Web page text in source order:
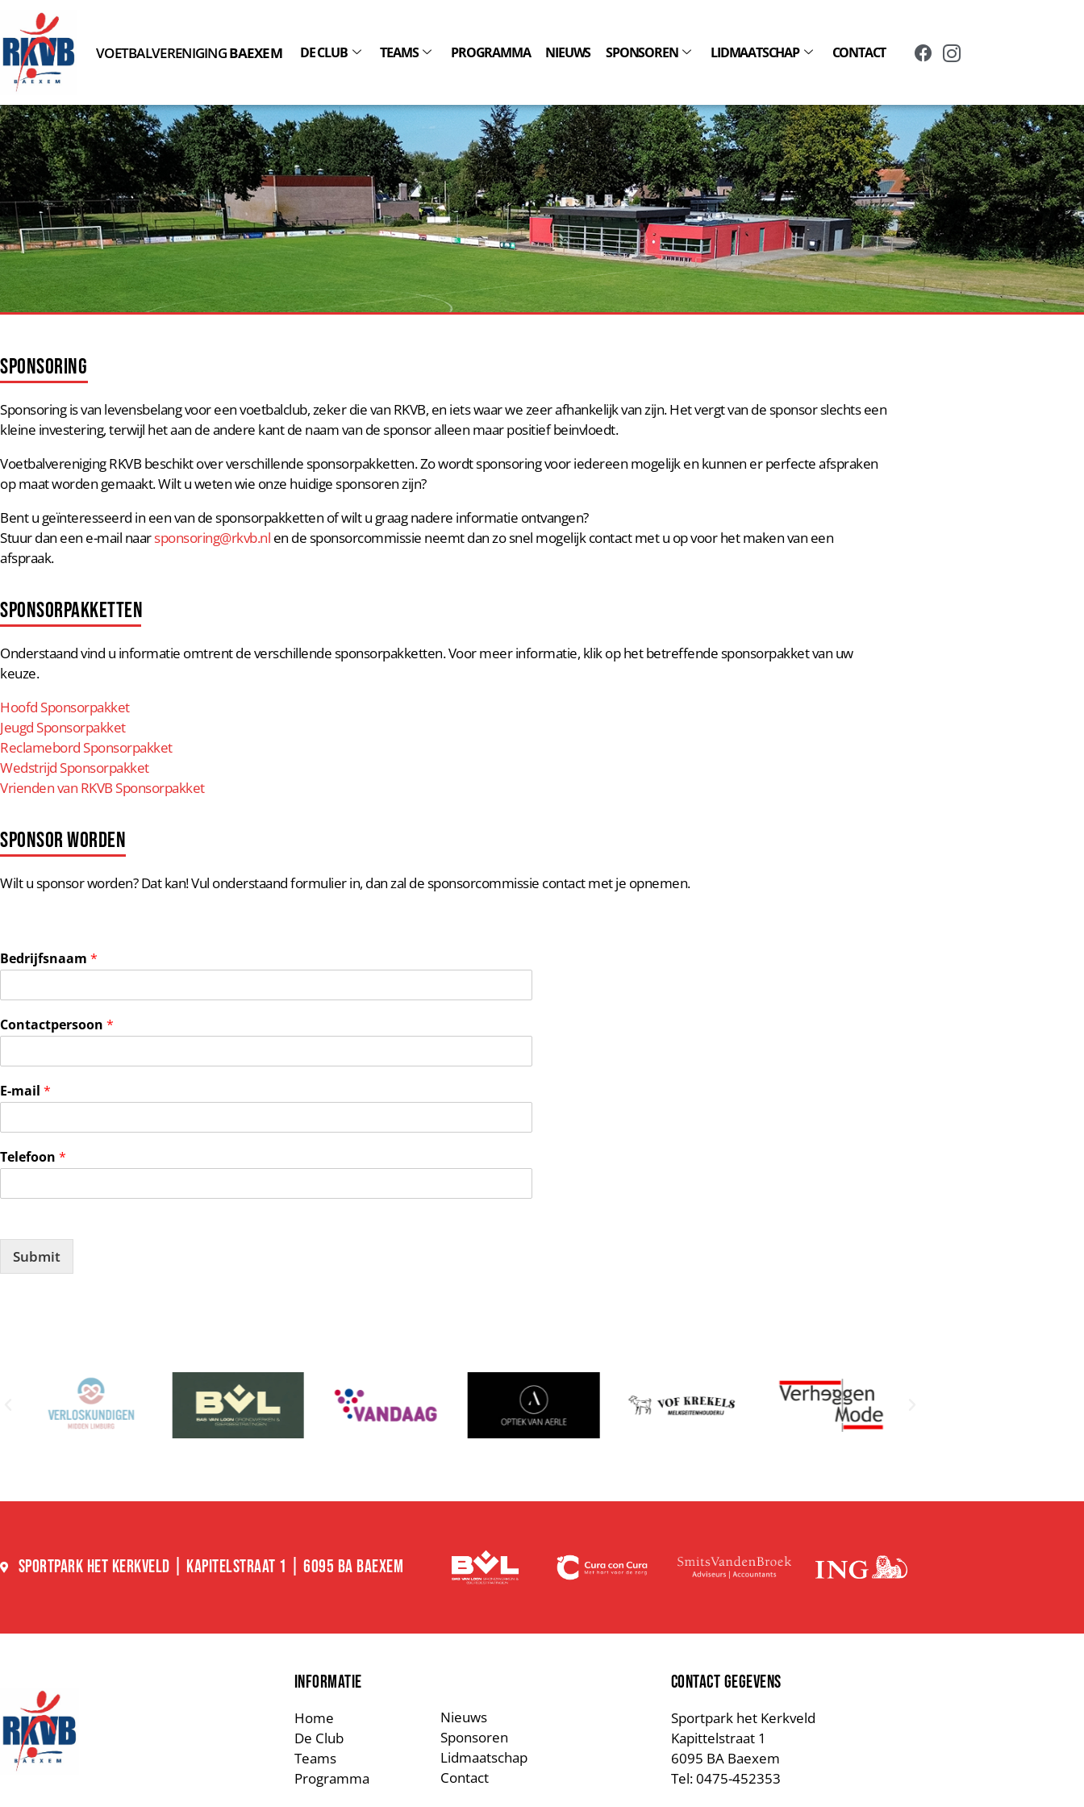
VOETBALVERENIGINGBAEXEM DE CLUB TEAMS PROGRAMMA NIEUWS SPONSOREN LIDMAATSCHAP CONTACT
SPONSORING
Sponsoring is van levensbelang voor een voetbalclub, zeker die van RKVB, en iets waar we zeer afhankelijk van zijn. Het vergt van de sponsor slechts een
kleine investering, terwijl het aan de andere kant de naam van de sponsor alleen maar positief beinvloedt.
Voetbalvereniging RKVB beschikt over verschillende sponsorpakketten. Zo wordt sponsoring voor iedereen mogelijk en kunnen er perfecte afspraken
op maat worden gemaakt. Wilt u weten wie onze huidige sponsoren zijn?
Bent u geïnteresseerd in een van de sponsorpakketten of wilt u graag nadere informatie ontvangen?
Stuur dan een e-mail naarsponsoring@rkvb.nl en de sponsorcommissie neemt dan zo snel mogelijk contact met u op voor het maken van een
afspraak.
SPONSORPAKKETTEN
Onderstaand vind u informatie omtrent de verschillende sponsorpakketten. Voor meer informatie, klik op het betreffende sponsorpakket van uw
keuze.
Hoofd Sponsorpakket
Jeugd Sponsorpakket
Reclamebord Sponsorpakket
Wedstrijd Sponsorpakket
Vrienden van RKVB Sponsorpakket
Sponsor Worden
Wilt u sponsor worden? Dat kan! Vul onderstaand formulier in, dan zal de sponsorcommissie contact met je opnemen.
Bedrijfsnaam *
Contactpersoon *
E-mail *
Telefoon *
Submit
SPORTPARK HET KERKVELD | KAPITELSTRAAT 1 | 6095 BA BAEXEM
INFORMATIE
Home
De Club
Teams
Programma
Nieuws
Sponsoren
Lidmaatschap
Contact
CONTACT GEGEVENS
Sportpark het Kerkveld
Kapittelstraat 1
6095 BA Baexem
Tel: 0475-452353